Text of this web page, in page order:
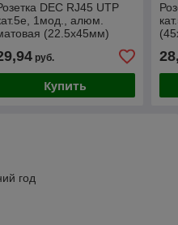
DEC RJ45 UTP
1мод., алюм.
(22.5х45мм)
руб.
Купить
год